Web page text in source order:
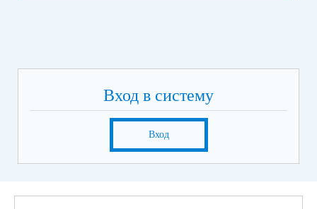
Вход в систему
Вход